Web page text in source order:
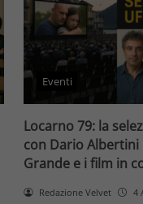
Eventi
Locarno 79: la
con Dario Albertini
Grande e i film in
Redazione Velvet 4